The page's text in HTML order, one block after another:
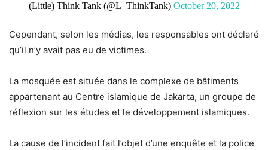
— (Little) Think Tank (@L_ThinkTank) October 20, 2022
Cependant, selon les médias, les responsables ont déclaré
qu’il n’y avait pas eu de victimes.
La mosquée est située dans le complexe de bâtiments
appartenant au Centre islamique de Jakarta, un groupe de
réflexion sur les études et le développement islamiques.
La cause de l’incident fait l’objet d’une enquête et la police